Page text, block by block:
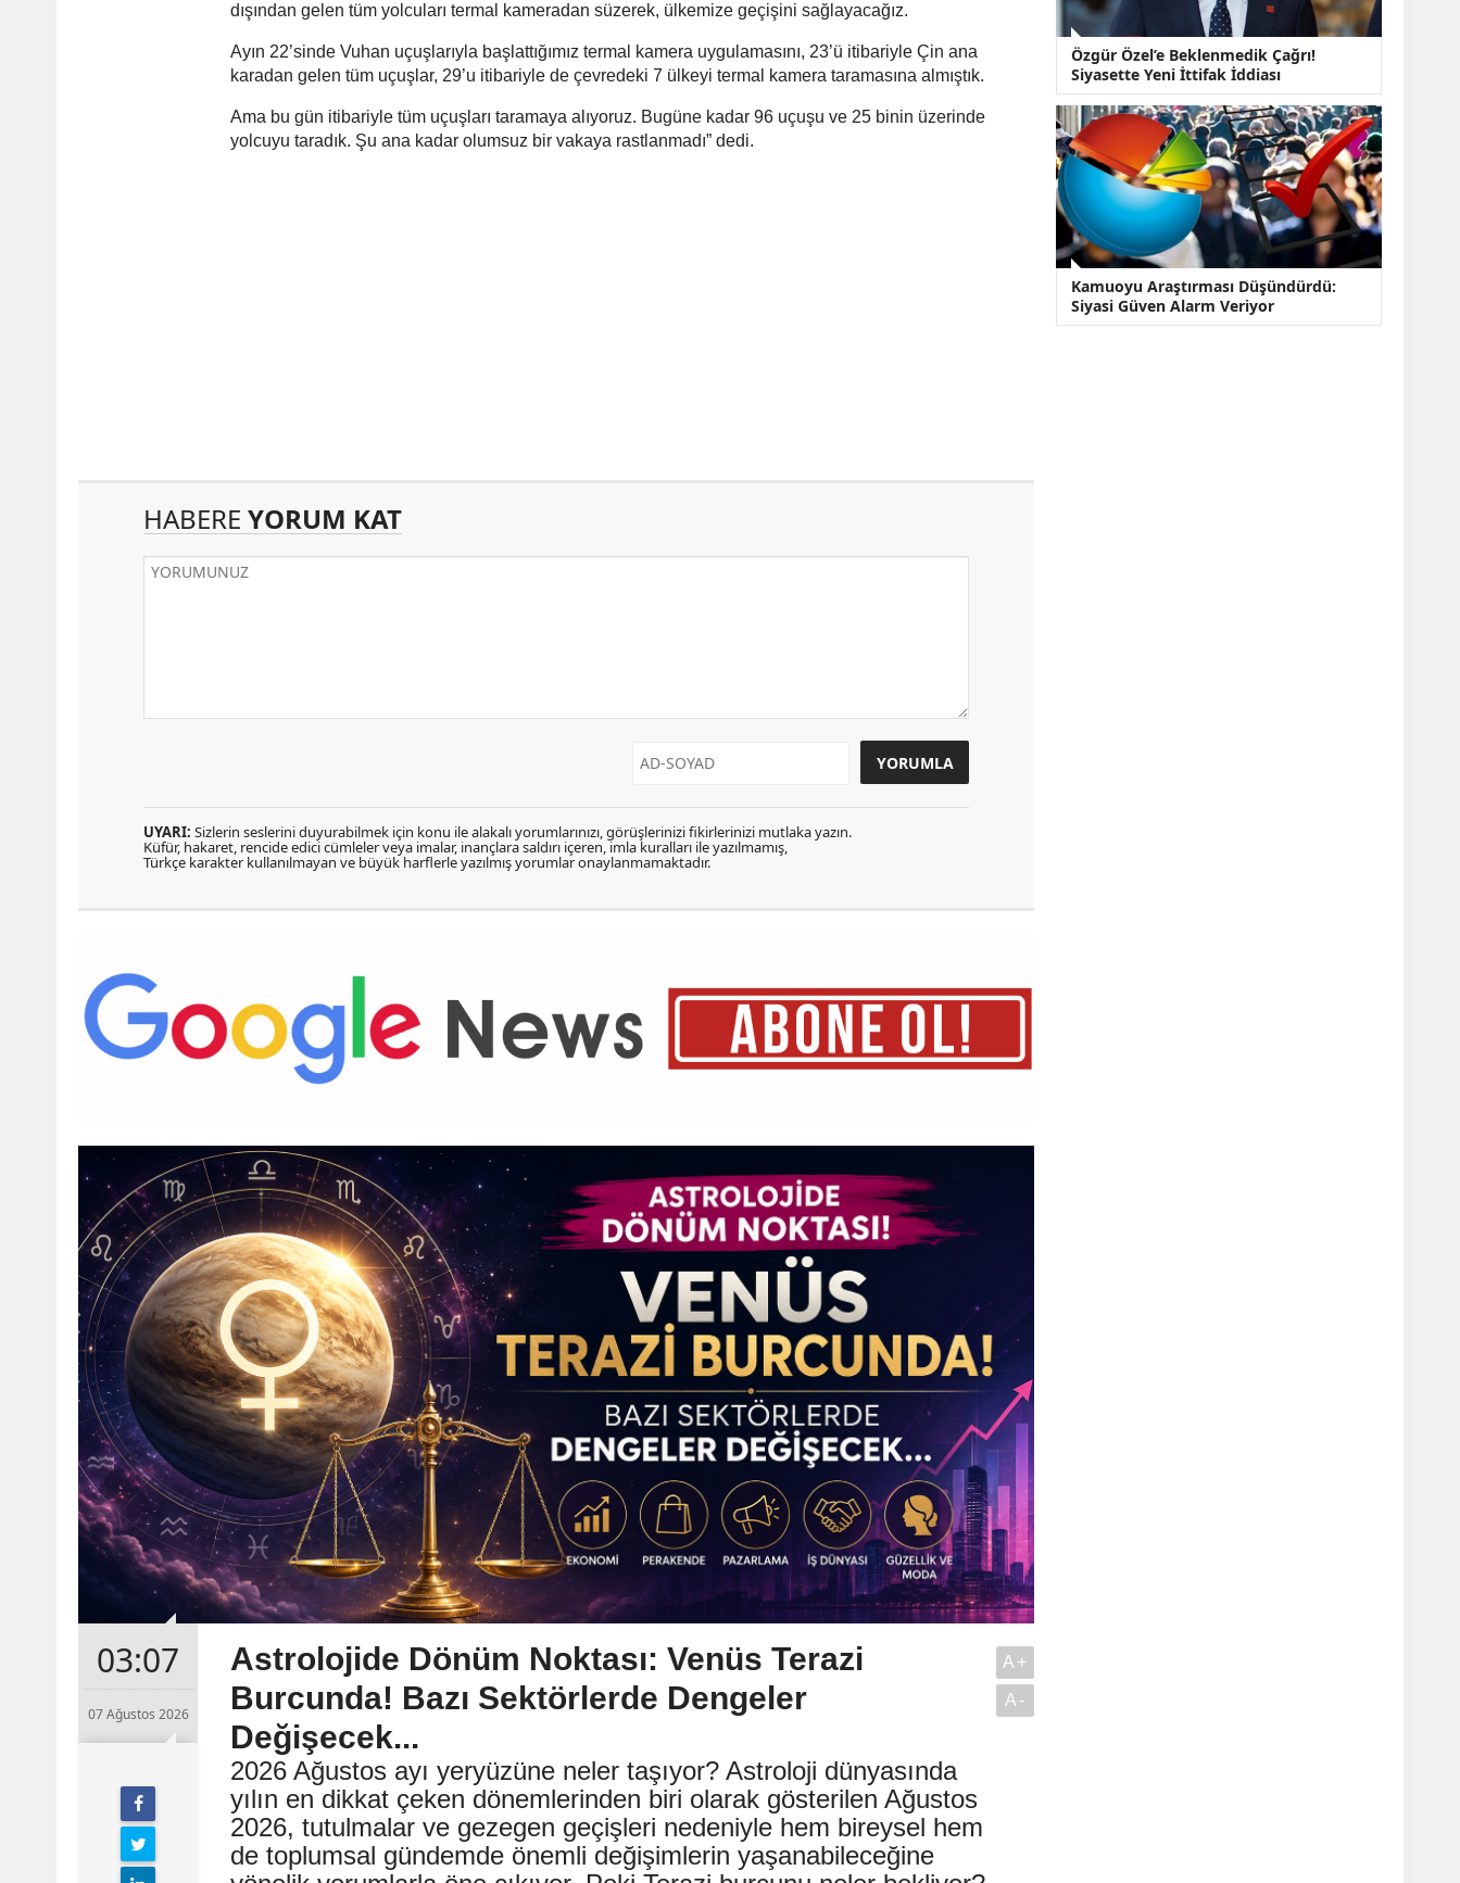
dışından gelen tüm yolcuları termal kameradan süzerek, ülkemize geçişini sağlayacağız.
Ayın 22’sinde Vuhan uçuşlarıyla başlattığımız termal kamera uygulamasını, 23’ü itibariyle Çin ana
karadan gelen tüm uçuşlar, 29’u itibariyle de çevredeki 7 ülkeyi termal kamera taramasına almıştık.
Ama bu gün itibariyle tüm uçuşları taramaya alıyoruz. Bugüne kadar 96 uçuşu ve 25 binin üzerinde
yolcuyu taradık. Şu ana kadar olumsuz bir vakaya rastlanmadı” dedi.
HABERE YORUM KAT
UYARI: Sizlerin seslerini duyurabilmek için konu ile alakalı yorumlarınızı, görüşlerinizi fikirlerinizi mutlaka yazın.
Küfür, hakaret, rencide edici cümleler veya imalar, inançlara saldırı içeren, imla kuralları ile yazılmamış,
Türkçe karakter kullanılmayan ve büyük harflerle yazılmış yorumlar onaylanmamaktadır.
03:07
07 Ağustos 2026
Astrolojide Dönüm Noktası: Venüs Terazi
Burcunda! Bazı Sektörlerde Dengeler
Değişecek...
2026 Ağustos ayı yeryüzüne neler taşıyor? Astroloji dünyasında
yılın en dikkat çeken dönemlerinden biri olarak gösterilen Ağustos
2026, tutulmalar ve gezegen geçişleri nedeniyle hem bireysel hem
de toplumsal gündemde önemli değişimlerin yaşanabileceğine
A+
A-
Özgür Özel’e Beklenmedik Çağrı!
Siyasette Yeni İttifak İddiası
Kamuoyu Araştırması Düşündürdü:
Siyasi Güven Alarm Veriyor